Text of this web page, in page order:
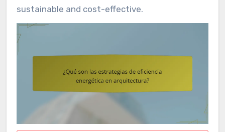
sustainable and cost-effective.